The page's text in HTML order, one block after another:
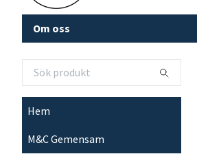
Om oss
Hem
M&C Gemensam